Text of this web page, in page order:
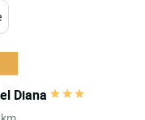
Diana